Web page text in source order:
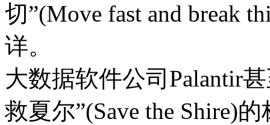
切”(Move fast and break
详。
大数据软件公司Palantir
救夏尔”(Save the Shire)